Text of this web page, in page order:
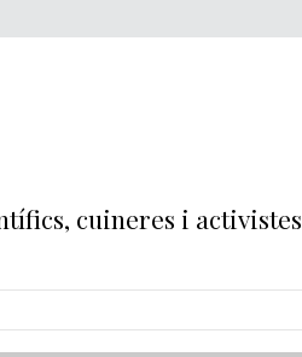
cuineres i activistes